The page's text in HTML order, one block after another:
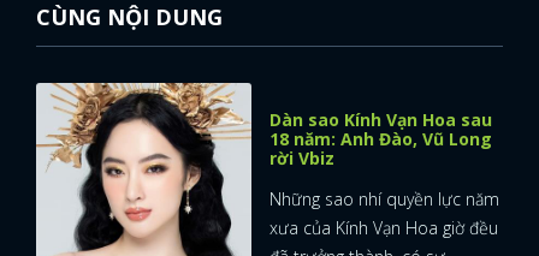
CÙNG NỘI DUNG
Dàn sao Kính Vạn Hoa sau
18 năm: Anh Đào, Vũ Long
rời Vbiz
Những sao nhí quyền lực năm
xưa của Kính Vạn Hoa giờ đều